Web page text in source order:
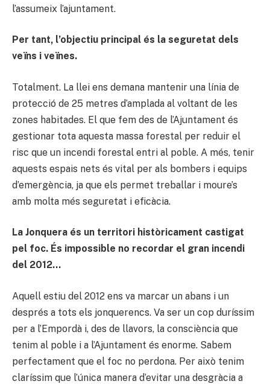
l’assumeix l’ajuntament.
Per tant, l’objectiu principal és la seguretat dels
veïns i veïnes.
Totalment. La llei ens demana mantenir una línia de
protecció de 25 metres d’amplada al voltant de les
zones habitades. El que fem des de l’Ajuntament és
gestionar tota aquesta massa forestal per reduir el
risc que un incendi forestal entri al poble. A més, tenir
aquests espais nets és vital per als bombers i equips
d’emergència, ja que els permet treballar i moure’s
amb molta més seguretat i eficàcia.
La Jonquera és un territori històricament castigat
pel foc. És impossible no recordar el gran incendi
del 2012…
Aquell estiu del 2012 ens va marcar un abans i un
després a tots els jonquerencs. Va ser un cop duríssim
per a l’Empordà i, des de llavors, la consciència que
tenim al poble i a l’Ajuntament és enorme. Sabem
perfectament que el foc no perdona. Per això tenim
claríssim que l’única manera d’evitar una desgràcia a